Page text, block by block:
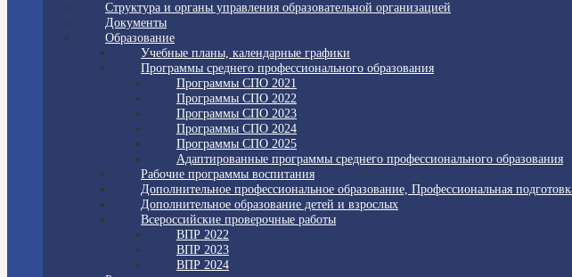
Структура и органы управления образовательной организацией
Документы
Образование
Учебные планы, календарные графики
Программы среднего профессионального образования
Программы СПО 2021
Программы СПО 2022
Программы СПО 2023
Программы СПО 2024
Программы СПО 2025
Адаптированные программы среднего профессионального образования
Рабочие программы воспитания
Дополнительное профессиональное образование, Профессиональная
Дополнительное образование детей и взрослых
Всероссийские проверочные работы
ВПР 2022
ВПР 2023
ВПР 2024